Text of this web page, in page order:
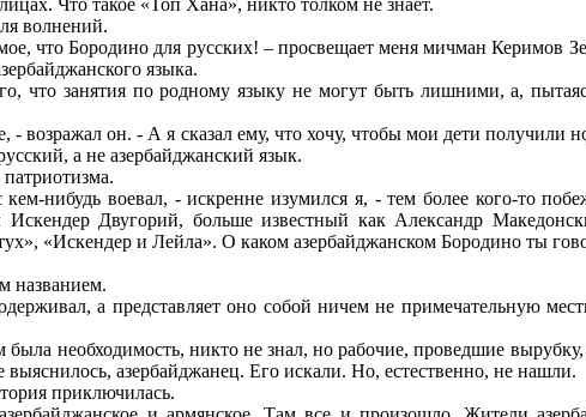
Что такое «Топ Хана», никто толком не знает.
волнений.
что Бородино для русских! – просвещает меня мичман Керимов
языка.
что занятия по родному языку не могут быть лишними, а,
возражал он. - А я сказал ему, что хочу, чтобы мои дети получили
а не азербайджанский язык.
нибудь воевал, - искренне изумился я, - тем более кого-то
Двугорий, больше известный как Александр
«Искендер и Лейла». О каком азербайджанском Бородино ты
названием.
а представляет оно собой ничем не примечательную
необходимость, никто не знал, но рабочие, проведшие
азербайджанец. Его искали. Но, естественно, не нашли.
приключилась.